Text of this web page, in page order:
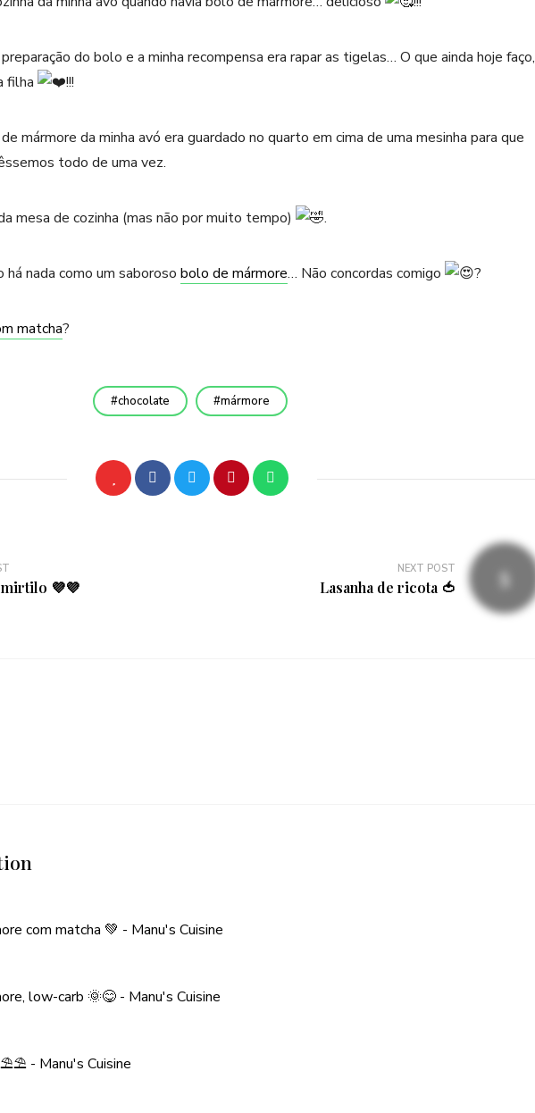
do bolo e a minha recompensa era rapar as tigelas… O que ainda hoje faço,
filha
!!!
mármore da minha avó era guardado no quarto em cima de uma mesinha para que
todo de uma vez.
mesa de cozinha (mas não por muito tempo) .
nada como um saboroso bolo de mármore… Não concordas comigo ?
matcha?
chocolate mármore
💜💜
NEXT POST
Lasanha de ricota 🍅
com matcha 💚 - Manu's Cuisine
low-carb 🌞😋 - Manu's Cuisine
- Manu's Cuisine